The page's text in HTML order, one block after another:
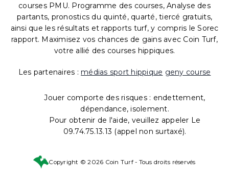
courses PMU. Programme des courses, Analyse des
partants, pronostics du quinté, quarté, tiercé gratuits,
ainsi que les résultats et rapports turf, y compris le Sorec
rapport. Maximisez vos chances de gains avec Coin Turf,
votre allié des courses hippiques.
Les partenaires : médias sport hippique geny course
Jouer comporte des risques : endettement,
dépendance, isolement.
Pour obtenir de l'aide, veuillez appeler Le
09.74.75.13.13 (appel non surtaxé).
Copyright © 2026 Coin Turf - Tous droits réservés